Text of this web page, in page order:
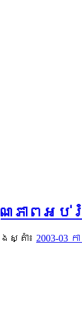
គុណភាព
ស្តាំ៖ 2003-